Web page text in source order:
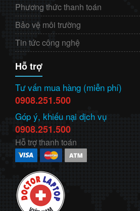
Phương thức thanh toán
Bảo vệ môi trường
Tin tức công nghệ
Hỗ trợ
Tư vấn mua hàng (miễn phí)
0908.251.500
Góp ý, khiếu nại dịch vụ
0908.251.500
Hỗ trợ thanh toán